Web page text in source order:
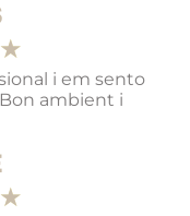
★
i em sento
ambient i
★